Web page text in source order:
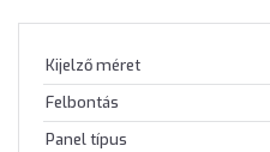
Kijelző méret
Felbontás
Panel típus